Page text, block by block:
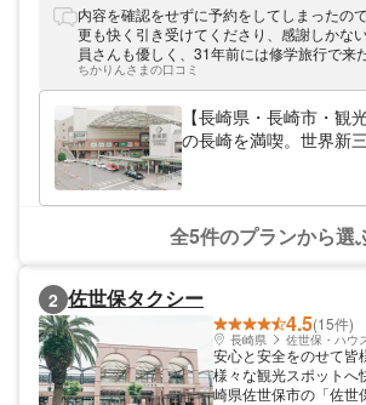
スクワイヤ・ハイエー
意。坂道の多い長崎で
主堂、グラバー園等の
ます。異国情緒溢れる
にお楽しみください。
内容を確認をせずに予約をしてしまったの
更も快く引き受けてくださり、感謝しかな
員さんも優しく、31年前には修学旅行で来
アドバイスをしてくれて、来て良かったと
た。写真を撮ってくれたり、至れり尽くせ
うございました。
ちかりんさまの口コミ
【長崎県・長崎市・観
の長崎を満喫。世界新
全5件のプランから選
2 佐世保タクシー
4.5(15件)
長崎県 佐世保・ハウ
安心と安全をのせて皆
様々な観光スポットへ
崎県佐世保市の「佐世